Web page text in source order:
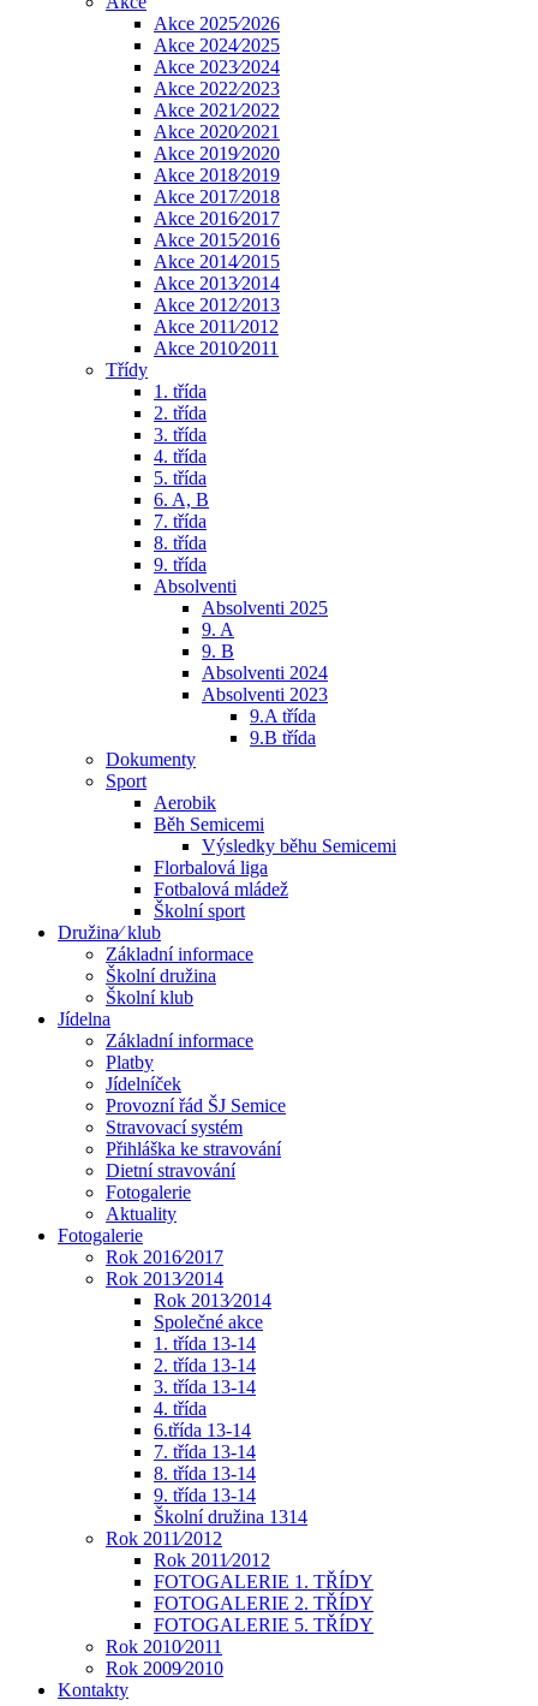
Akce 2025⁄2026
Akce 2024⁄2025
Akce 2023⁄2024
Akce 2022⁄2023
Akce 2021⁄2022
Akce 2020⁄2021
Akce 2019⁄2020
Akce 2018⁄2019
Akce 2017⁄2018
Akce 2016⁄2017
Akce 2015⁄2016
Akce 2014⁄2015
Akce 2013⁄2014
Akce 2012⁄2013
Akce 2011⁄2012
Akce 2010⁄2011
Třídy
1. třída
2. třída
3. třída
4. třída
5. třída
6. A, B
7. třída
8. třída
9. třída
Absolventi
Absolventi 2025
9. A
9. B
Absolventi 2024
Absolventi 2023
9.A třída
9.B třída
Dokumenty
Sport
Aerobik
Běh Semicemi
Výsledky běhu Semicemi
Florbalová liga
Fotbalová mládež
Školní sport
Družina⁄ klub
Základní informace
Školní družina
Školní klub
Jídelna
Základní informace
Platby
Jídelníček
Provozní řád ŠJ Semice
Stravovací systém
Přihláška ke stravování
Dietní stravování
Fotogalerie
Aktuality
Fotogalerie
Rok 2016⁄2017
Rok 2013⁄2014
Rok 2013⁄2014
Společné akce
1. třída 13-14
2. třída 13-14
3. třída 13-14
4. třída
6.třída 13-14
7. třída 13-14
8. třída 13-14
9. třída 13-14
Školní družina 1314
Rok 2011⁄2012
Rok 2011⁄2012
FOTOGALERIE 1. TŘÍDY
FOTOGALERIE 2. TŘÍDY
FOTOGALERIE 5. TŘÍDY
Rok 2010⁄2011
Rok 2009⁄2010
Kontakty